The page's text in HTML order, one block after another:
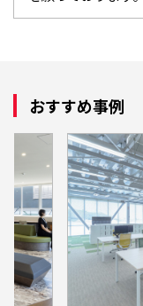
おすすめ事例